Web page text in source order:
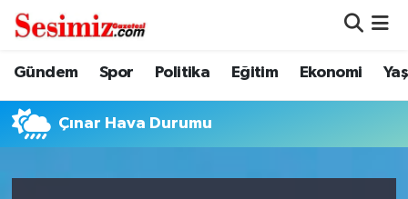
Gündem Spor Politika Eğitim Ekonomi
Çınar Hava Durumu
Dünya
Eğitim
Nöbetçi Eczaneler
Hava Durumu